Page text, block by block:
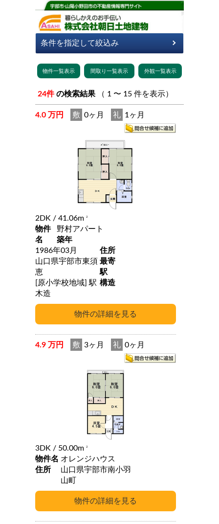
24件 の検索結果 （ 1 〜 15 件を表示）
4.0 万円 敷 0ヶ月 礼 1ヶ月
2DK / 41.06m 2
物件
名
野村アパート
築年
1986年03月
住所
山口県宇部市東須
恵
最寄
駅
[原小学校地域] 駅 構造
木造
4.9 万円 敷 3ヶ月 礼 0ヶ月
3DK / 50.00m 2
物件名 オレンジハウス
住所
山口県宇部市南小羽
山町